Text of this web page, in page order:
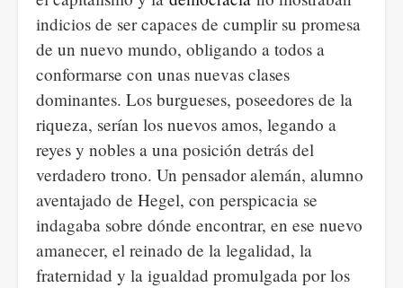
indicios de ser capaces de cumplir su promesa
de un nuevo mundo, obligando a todos a
conformarse con unas nuevas clases
dominantes. Los burgueses, poseedores de la
riqueza, serían los nuevos amos, legando a
reyes y nobles a una posición detrás del
verdadero trono. Un pensador alemán, alumno
aventajado de Hegel, con perspicacia se
indagaba sobre dónde encontrar, en ese nuevo
amanecer, el reinado de la legalidad, la
fraternidad y la igualdad promulgada por los